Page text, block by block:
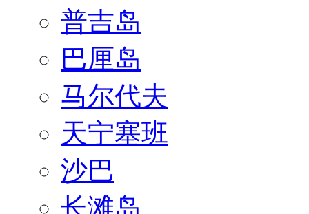
普吉岛
巴厘岛
马尔代夫
天宁塞班
沙巴
长滩岛